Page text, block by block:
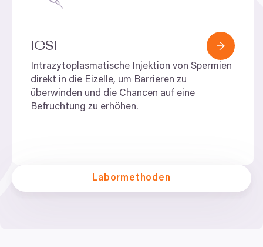
ICSI
Intrazytoplasmatische Injektion von Spermien
direkt in die Eizelle, um Barrieren zu
überwinden und die Chancen auf eine
Befruchtung zu erhöhen.
Labormethoden